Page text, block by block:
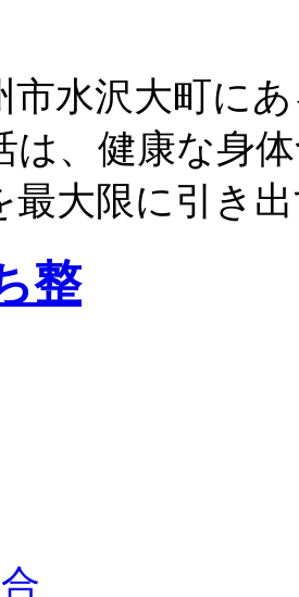
市水沢大町に
は、健康な身
最大限に引き